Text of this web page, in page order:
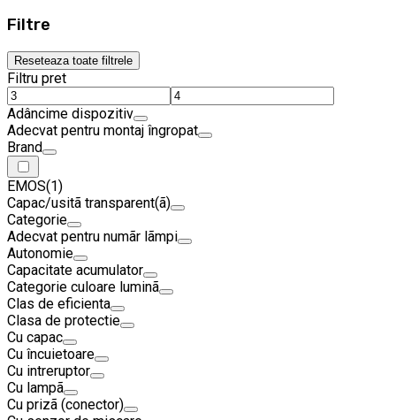
Filtre
Reseteaza toate filtrele
Filtru pret
Adâncime dispozitiv
Adecvat pentru montaj îngropat
Brand
EMOS(1)
Capac/usitã transparent(ã)
Categorie
Adecvat pentru numãr lãmpi
Autonomie
Capacitate acumulator
Categorie culoare luminã
Clas de eficienta
Clasa de protectie
Cu capac
Cu încuietoare
Cu intreruptor
Cu lampã
Cu prizã (conector)